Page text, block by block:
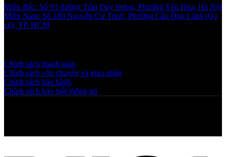
Miền Bắc: Số 93 đường Trần Duy Hưng, Phường Yên Hòa, Hà Nội
Miền Nam: Số 180 Nguyễn Cư Trinh, Phường Cầu Ông Lãnh (Q1
cũ), TP. HCM
Chính sách thanh toán
Chính sách vận chuyển và giao nhận
Chính sách bảo hành
Chính sách bảo mật thông tin